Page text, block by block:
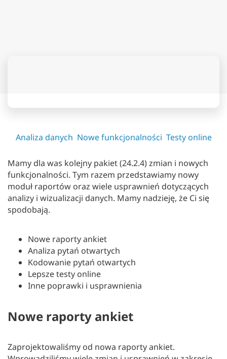
Analiza danych Nowe funkcjonalności Testy online
Mamy dla was kolejny pakiet (24.2.4) zmian i nowych
funkcjonalności. Tym razem przedstawiamy nowy
moduł raportów oraz wiele usprawnień dotyczących
analizy i wizualizacji danych. Mamy nadzieję, że Ci się
spodobają.
Nowe raporty ankiet
Analiza pytań otwartych
Kodowanie pytań otwartych
Lepsze testy online
Inne poprawki i usprawnienia
Nowe raporty ankiet
Zaprojektowaliśmy od nowa raporty ankiet.